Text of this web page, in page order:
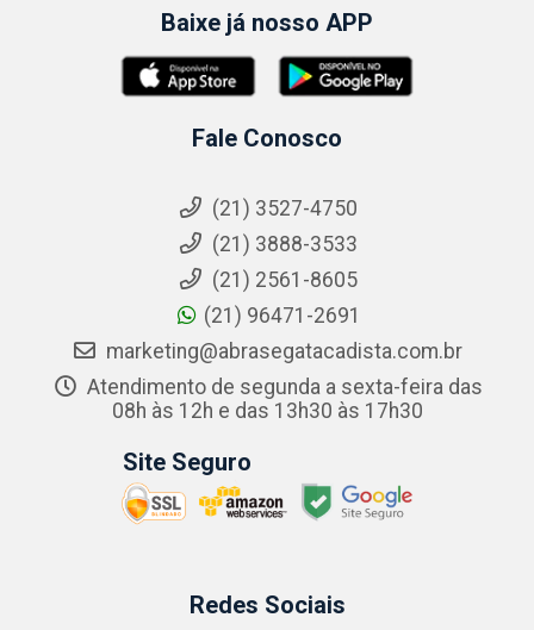
Baixe já nosso APP
Fale Conosco
(21) 3527-4750
(21) 3888-3533
(21) 2561-8605
(21) 96471-2691
marketing@abrasegatacadista.com.br
Atendimento de segunda a sexta-feira das
08h às 12h e das 13h30 às 17h30
Site Seguro
Redes Sociais